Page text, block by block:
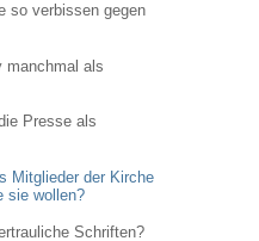
so verbissen gegen
manchmal als
Presse als
Mitglieder der Kirche
sie wollen?
Schriften?